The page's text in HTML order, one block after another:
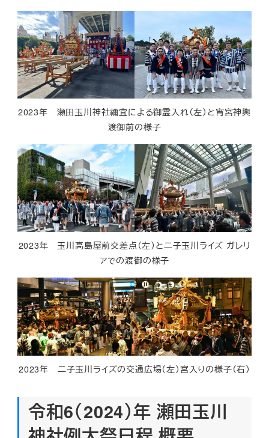
2023年 瀬田玉川神社禰宜による御霊入れ（左）と宵宮神輿
渡御前の様子
2023年 玉川高島屋前交差点（左）と二子玉川ライズ ガレリ
アでの渡御の様子
2023年 二子玉川ライズの交通広場（左）宮入りの様子（右）
令和6（2024）年 瀬田玉川